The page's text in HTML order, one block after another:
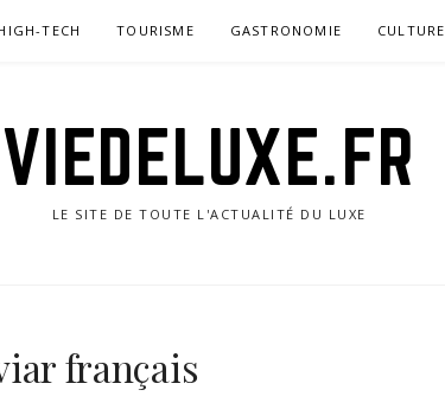
TECH TOURISME GASTRONOMIE CULTURE
VIEDELUXE.FR
LE SITE DE TOUTE L'ACTUALITÉ DU LUXE
français